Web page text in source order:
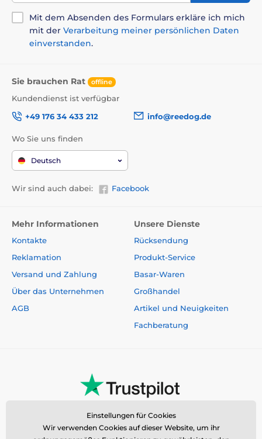
Mit dem Absenden des Formulars erkläre ich mich
mit der Verarbeitung meiner persönlichen Daten
einverstanden.
Sie brauchen Rat offline
Kundendienst ist verfügbar
+49 176 34 433 212
info@reedog.de
Wo Sie uns finden
Deutsch
Wir sind auch dabei: Facebook
Mehr Informationen
Kontakte
Reklamation
Versand und Zahlung
Über das Unternehmen
AGB
Unsere Dienste
Rücksendung
Produkt-Service
Basar-Waren
Großhandel
Artikel und Neuigkeiten
Fachberatung
Einstellungen für Cookies
Wir verwenden Cookies auf dieser Website, um ihr